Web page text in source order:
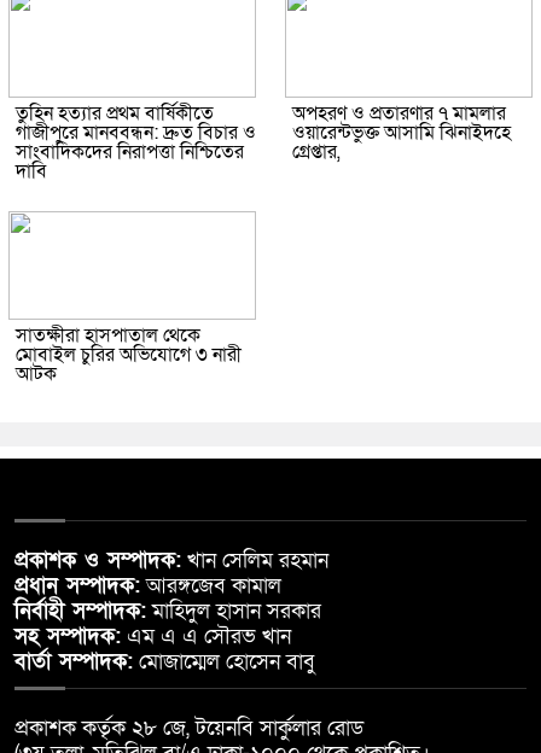
তুহিন হত্যার প্রথম বার্ষিকীতে
গাজীপুরে মানববন্ধন: দ্রুত বিচার ও
সাংবাদিকদের নিরাপত্তা নিশ্চিতের
দাবি
অপহরণ ও প্রতারণার ৭ মামলার
ওয়ারেন্টভুক্ত আসামি ঝিনাইদহে
গ্রেপ্তার,
সাতক্ষীরা হাসপাতাল থেকে
মোবাইল চুরির অভিযোগে ৩ নারী
আটক
প্রকাশক ও সম্পাদক: খান সেলিম রহমান
প্রধান সম্পাদক:আরঙ্গজেব কামাল
নির্বাহী সম্পাদক:মাহিদুল হাসান সরকার
সহ সম্পাদক: এম এ এ সৌরভ খান
বার্তা সম্পাদক: মোজাম্মেল হোসেন বাবু
প্রকাশক কর্তৃক ২৮ জে, টয়েনবি সার্কুলার রোড